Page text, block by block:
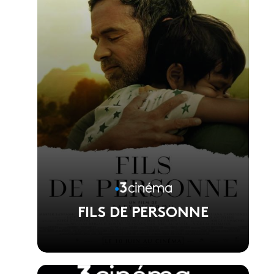
Réalisé par Phuong Mai Nguyen
FILS DE PERSONNE